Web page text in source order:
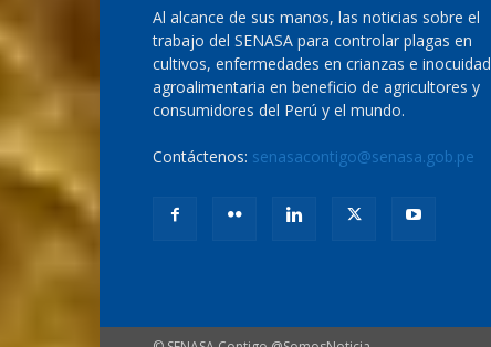
Al alcance de sus manos, las noticias sobre el
trabajo del SENASA para controlar plagas en
cultivos, enfermedades en crianzas e inocuidad
agroalimentaria en beneficio de agricultores y
consumidores del Perú y el mundo.
Contáctenos: senasacontigo@senasa.gob.pe